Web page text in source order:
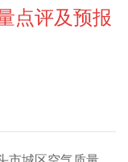
点评及预报